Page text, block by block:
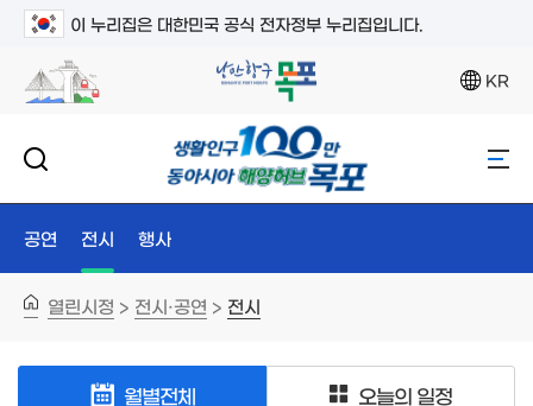
이 누리집은 대한민국 공식 전자정부 누리집입니다.
KR
공연 전시 행사
열린시정 > 전시·공연 > 전시
월별전체 오늘의 일정